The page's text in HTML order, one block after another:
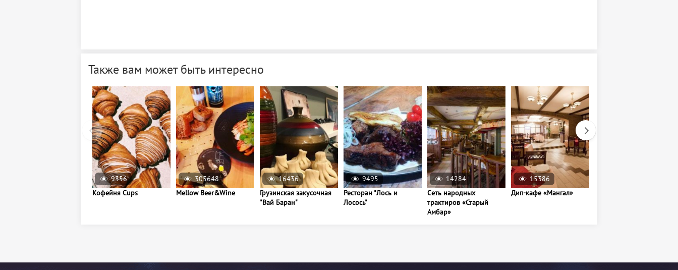
Также вам может быть интересно
9356
Кофейня Cups
305648
Mellow Beer&Wine
16436
Грузинская закусочная
"Вай Баран"
9495
Ресторан "Лось и
Лосось"
14284
Сеть народных
трактиров «Старый
Амбар»
15386
Дип-кафе «Мангал»